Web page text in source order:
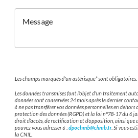
Message
Les champs marqués d'un astérisque* sont obligatoires.
Les données transmises font l’objet d’un traitement
données sont conservées 24 mois après le dernier
à ne pas transférer vos données personnelles en
protection des données (RGPD) et la loi n°78-17 du 6
droit d’accès, de rectification et d’opposition, ainsi
pouvez vous adresser à :dpochmb@chmb.fr . Si vous
la CNIL.